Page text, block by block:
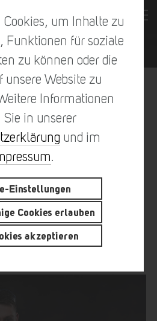
zur Übersicht nächster Eintrag
–
SPOTLIGHT:
um Inhalte zu
Funktionen für soziale
zu können oder die
unsere Website zu
Informationen
Sie in unserer
und im
.
Einstellungen
Cookies erlauben
akzeptieren